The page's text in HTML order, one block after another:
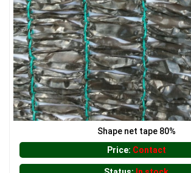
LƯỚI HÀNG RÀO HÌNH CHỮ
Shape net tape 80%
Price: Contact